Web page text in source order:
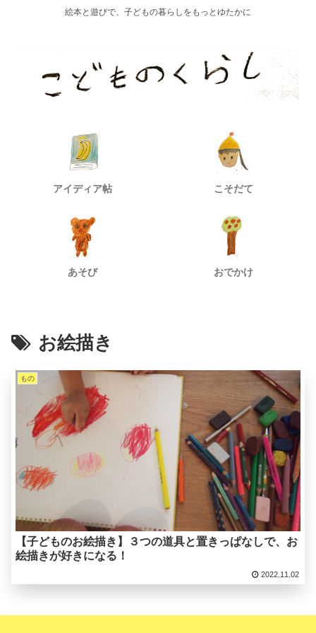
絵本と遊びで、子どもの暮らしをもっとゆたかに
アイディア帖 こそだて
あそび おでかけ
お絵描き
もの
【子どものお絵描き】３つの道具と置きっぱなしで、お
絵描きが好きになる！
2022.11.02